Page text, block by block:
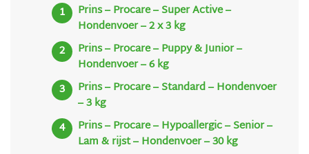
Prins – Procare – Super Active –
Hondenvoer – 2 x 3 kg
Prins – Procare – Puppy & Junior –
Hondenvoer – 6 kg
Prins – Procare – Standard – Hondenvoer
– 3 kg
Prins – Procare – Hypoallergic – Senior –
Lam & rijst – Hondenvoer – 30 kg